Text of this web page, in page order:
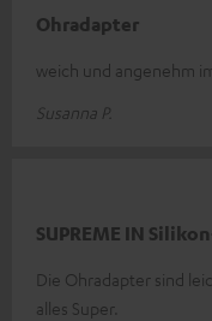
Ohradapter
weich und angenehm
Susanna P.
SUPREME IN
Die Ohradapter sind
alles Super.